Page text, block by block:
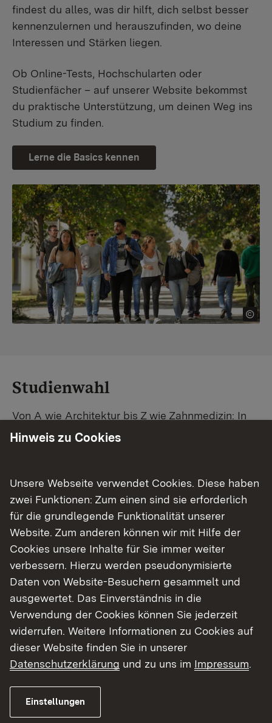
findest du alles, was dir hilft, dich selbst besser
kennenzulernen und herauszufinden, wo deine
Interessen und Stärken liegen.
Ob Online-Tests, Hochschularten oder
Studienfächer – auf unserer Website bekommst
du praktische Unterstützung, um deinen Weg ins
Studium zu finden.
Lerne die Basics kennen
Studienwahl
Von A wie Architektur bis Z wie Zahnmedizin: In
Baden-Württemberg warten unzählige
Studiengangsuche schnell den passenden
Studienplatz. Außerdem gibt's eine Schritt-für-
Schritt-Anleitung zu deinem Traum-Studium.
Finde dein Studium in Baden-Württemberg
Hinweis zu Cookies
Unsere Webseite verwendet Cookies. Diese haben
zwei Funktionen: Zum einen sind sie erforderlich
für die grundlegende Funktionalität unserer
Website. Zum anderen können wir mit Hilfe der
Cookies unsere Inhalte für Sie immer weiter
verbessern. Hierzu werden pseudonymisierte
Daten von Website-Besuchern gesammelt und
ausgewertet. Das Einverständnis in die
Verwendung der Cookies können Sie jederzeit
widerrufen. Weitere Informationen zu Cookies auf
dieser Website finden Sie in unserer
Datenschutzerklärung und zu uns im Impressum.
Einstellungen